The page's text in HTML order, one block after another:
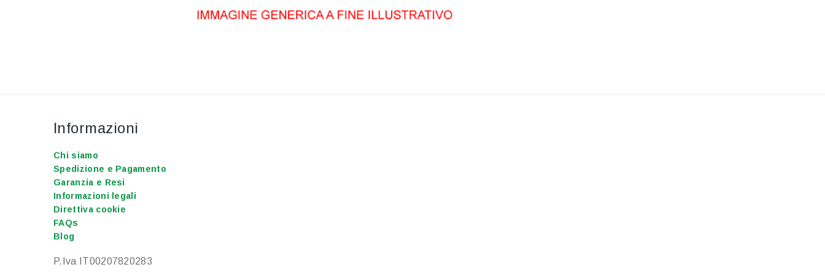
Informazioni
Chi siamo
Spedizione e Pagamento
Garanzia e Resi
Informazioni legali
Direttiva cookie
FAQs
Blog
P.Iva IT00207820283